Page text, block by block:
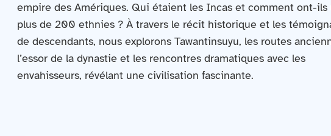
empire des Amériques. Qui étaient les Incas et comment ont-ils
plus de 200 ethnies ? À travers le récit historique et les
de descendants, nous explorons Tawantinsuyu, les routes
l’essor de la dynastie et les rencontres dramatiques avec les
envahisseurs, révélant une civilisation fascinante.